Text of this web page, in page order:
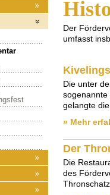
Der
umfasst
Die unter
sogenannte
gelangte
» Mehr
Der
Die
des